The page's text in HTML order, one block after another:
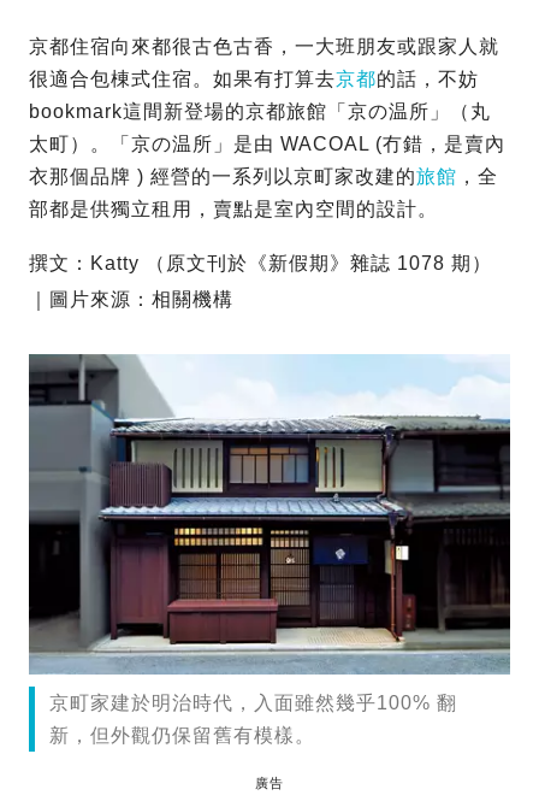
京都住宿向來都很古色古香，一大班朋友或跟家人就
很適合包棟式住宿。如果有打算去京都的話，不妨
bookmark這間新登場的京都旅館「京の温所」（丸
太町）。「京の温所」是由 WACOAL (冇錯，是賣內
衣那個品牌 ) 經營的一系列以京町家改建的旅館 ，全
部都是供獨立租用，賣點是室內空間的設計。
撰文：Katty （原文刊於《新假期》雜誌 1078 期）
｜圖片來源：相關機構
京町家建於明治時代，入面雖然幾乎100% 翻
新，但外觀仍保留舊有模樣。
廣告